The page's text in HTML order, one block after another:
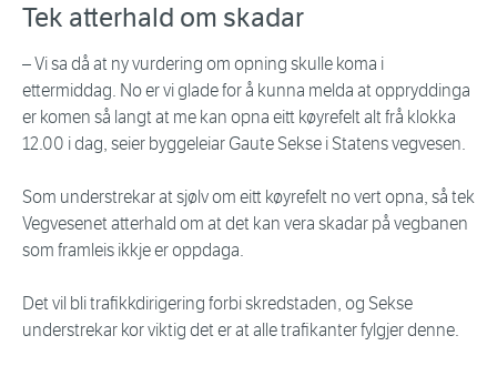
Tek atterhald om skadar
– Vi sa då at ny vurdering om opning skulle koma i
ettermiddag. No er vi glade for å kunna melda at oppryddinga
er komen så langt at me kan opna eitt køyrefelt alt frå klokka
12.00 i dag, seier byggeleiar Gaute Sekse i Statens vegvesen.
Som understrekar at sjølv om eitt køyrefelt no vert opna, så tek
Vegvesenet atterhald om at det kan vera skadar på vegbanen
som framleis ikkje er oppdaga.
Det vil bli trafikkdirigering forbi skredstaden, og Sekse
understrekar kor viktig det er at alle trafikanter fylgjer denne.